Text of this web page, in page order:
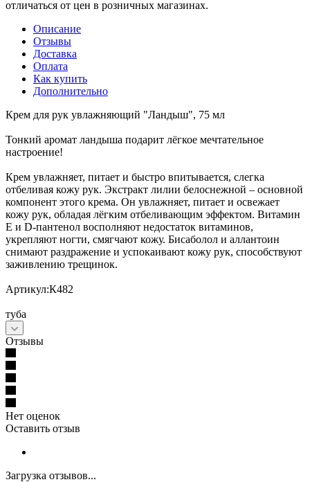
отличаться от цен в розничных магазинах.
Описание
Отзывы
Доставка
Оплата
Как купить
Дополнительно
Крем для рук увлажняющий "Ландыш", 75 мл
Тонкий аромат ландыша подарит лёгкое мечтательное
настроение!
Крем увлажняет, питает и быстро впитывается, слегка
отбеливая кожу рук. Экстракт лилии белоснежной – основной
компонент этого крема. Он увлажняет, питает и освежает
кожу рук, обладая лёгким отбеливающим эффектом. Витамин
Е и D-пантенол восполняют недостаток витаминов,
укрепляют ногти, смягчают кожу. Бисаболол и аллантоин
снимают раздражение и успокаивают кожу рук, способствуют
заживлению трещинок.
Артикул:К482
туба
Отзывы
Нет оценок
Оставить отзыв
Загрузка отзывов...